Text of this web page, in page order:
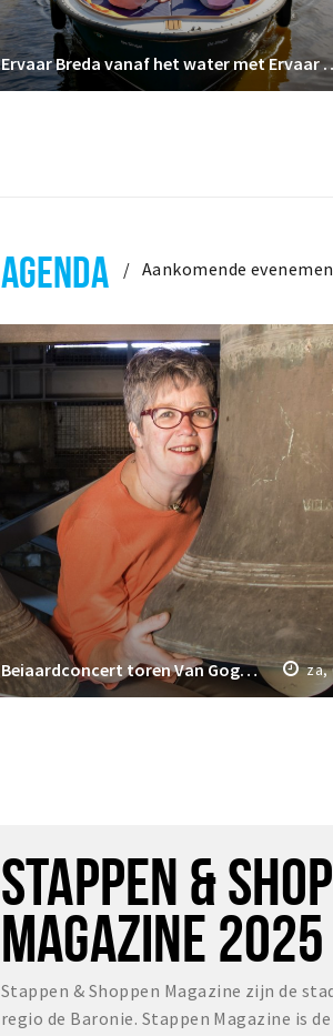
Ervaar Breda
AGENDA Aankomende
za,
Beiaardconcert toren Van Gogh Kerk
STAPPEN &
MAGAZINE 2025
Stappen & Shoppen Magazine zijn de
regio de Baronie. Stappen Magazine is